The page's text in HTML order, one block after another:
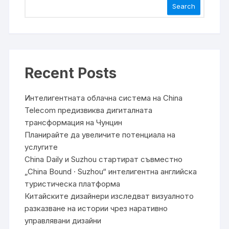
Search
Recent Posts
Интелигентната облачна система на China
Telecom предизвиква дигиталната
трансформация на Чунцин
Планирайте да увеличите потенциала на
услугите
China Daily и Suzhou стартират съвместно
„China Bound · Suzhou“ интелигентна английска
туристическа платформа
Китайските дизайнери изследват визуалното
разказване на истории чрез наративно
управлявани дизайни